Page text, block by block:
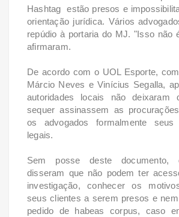
Hashtag estão presos e
orientação jurídica. Vários
repúdio à portaria do MJ. "Isso não
afirmaram.
De acordo com o UOL Esporte,
Márcio Neves e Vinícius Segalla,
autoridades locais não deixaram
sequer assinassem as
os advogados formalmente seus
legais.
Sem posse deste documento,
disseram que não podem ter
investigação, conhecer os
seus clientes a serem presos e
pedido de habeas corpus, caso